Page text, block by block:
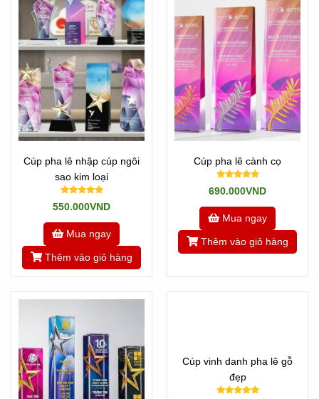
Cúp pha lê nhập cúp ngôi
sao kim loại
550.000VND
Mua ngay
Thêm vào giỏ hàng
Cúp pha lê cành cọ
690.000VND
Mua ngay
Thêm vào giỏ hàng
Cúp vinh danh pha lê gỗ
đẹp